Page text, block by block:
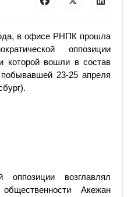
в офисе РНПК прошла
оппозиции
которой вошли в состав
побывавшей 23-25 апреля
оппозиции возглавлял
Акежан